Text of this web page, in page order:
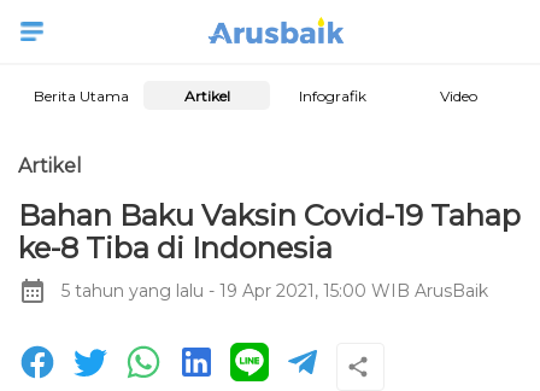
Berita Utama Artikel Infografik Video
Artikel
Bahan Baku Vaksin Covid-19 Tahap
ke-8 Tiba di Indonesia
5 tahun yang lalu - 19 Apr 2021, 15:00 WIB ArusBaik